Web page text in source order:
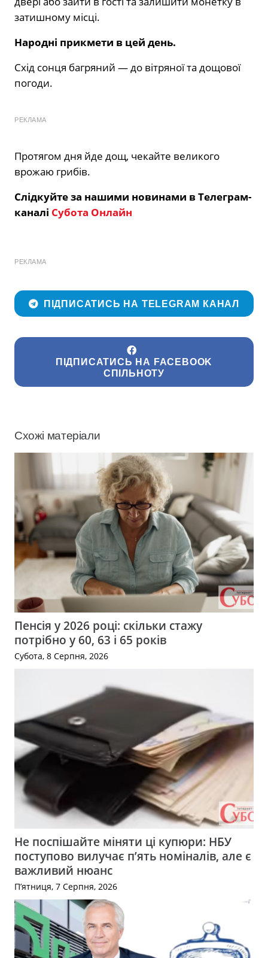
затишному місці.
Народні прикмети в цей день.
Схід сонця багряний — до вітряної та дощової
погоди.
РЕКЛАМА
Протягом дня йде дощ, чекайте великого
врожаю грибів.
Слідкуйте за нашими новинами в Телеграм-
каналі Субота Онлайн
РЕКЛАМА
ПІДПИСАТИСЬ НА TELEGRAM КАНАЛ
ПІДПИСАТИСЬ НА FACEBOOK
СПІЛЬНОТУ
Схожі матеріали
Пенсія у 2026 році: скільки стажу
потрібно у 60, 63 і 65 років
Субота, 8 Серпня, 2026
Не поспішайте міняти ці купюри: НБУ
поступово вилучає п’ять номіналів, але є
важливий нюанс
П’ятниця, 7 Серпня, 2026